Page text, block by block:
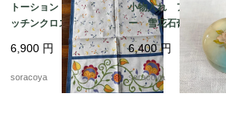
トーション ２枚組 キ
ッチンクロス テーブ
ルマット イタリア
製 レトロ カラフル
ヴィンテージ 12clem
6,900 円
soracoya
小物入れ アラバスタ
ー 雪花石膏 イタリ
ア製 天然石 花プリ
ント
6,400円
soracoya